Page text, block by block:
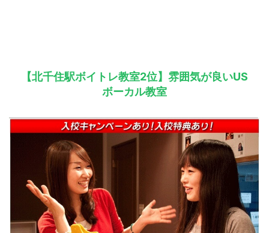
【北千住駅ボイトレ教室2位】雰囲気が良いUS
ボーカル教室